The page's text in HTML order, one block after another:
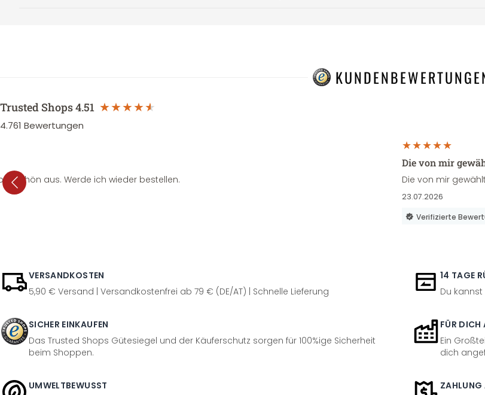
Trusted Shops4.51
4.761 Bewertungen
schön aus. Werde ich wieder bestellen.
Die von mir
Die von mir
23.07.2026
Verifizierte
VERSANDKOSTEN
5,90 € Versand | Versandkostenfrei ab 79 € (DE/AT) | Schnelle Lieferung
14 TAGE
Du
SICHER EINKAUFEN
Das Trusted Shops Gütesiegel und der Käuferschutz sorgen für 100%ige Sicherheit
beim Shoppen.
FÜR DICH
Ein
dich
UMWELTBEWUSST
ZAHLUNG